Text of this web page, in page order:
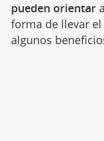
pueden orientar
forma de llevar
algunos